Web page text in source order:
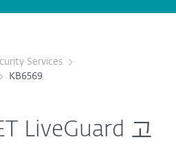
Services
KB6569
LiveGuard 고